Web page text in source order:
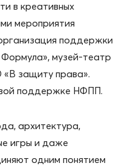
в креативных
мероприятия
поддержки
музей-театр
защиту права».
поддержке НФПП.
архитектура,
игры и даже
одним понятием